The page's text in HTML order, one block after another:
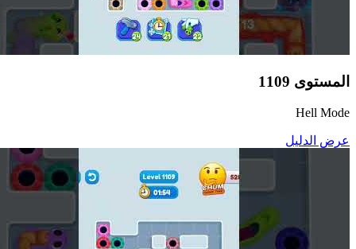
المستوى 1109
Hell Mode
عرض الدليل